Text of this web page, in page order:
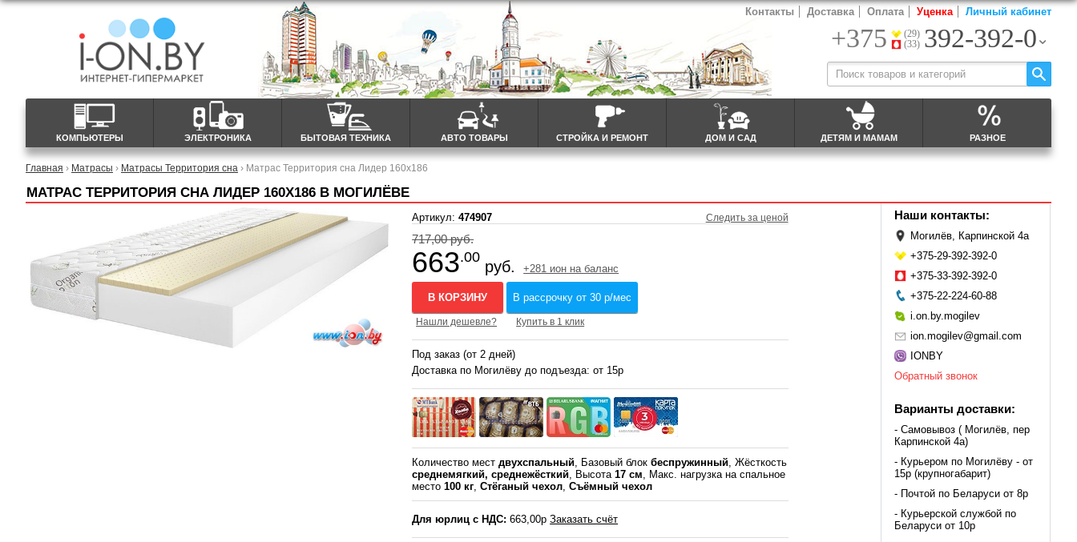
КОМПЬЮТЕРЫ ЭЛЕКТРОНИКА БЫТОВАЯ ТЕХНИКА АВТО ТОВАРЫ СТРОЙКА И РЕМОНТ ДОМ И САД ДЕТЯМ И МАМАМ РАЗНОЕ
Контакты Доставка Оплата Уценка Личный кабинет
+375
(29)
(33) 392-392-0
Главная › Матрасы › Матрасы Территория сна › Матрас Территория сна Лидер 160x186
МАТРАС ТЕРРИТОРИЯ СНА ЛИДЕР 160X186 В МОГИЛЁВЕ
Артикул:474907 Следить за ценой
717,00 руб.
663.00
руб. +281 ион на баланс
В КОРЗИНУ В рассрочку от 30 р/мес
Нашли дешевле? Купить в 1 клик
Под заказ (от 2 дней)
Доставка по Могилёву до подъезда: от 15р
Количество местдвухспальный, Базовый блокбеспружинный, Жёсткость
среднемягкий, среднежёсткий, Высота17 см, Макс. нагрузка на спальное
место100 кг,Стёганый чехол,Съёмный чехол
Для юрлиц с НДС: 663,00рЗаказать счёт
Наши контакты:
Могилёв, Карпинской 4а
+375-29-392-392-0
+375-33-392-392-0
+375-22-224-60-88
i.on.by.mogilev
ion.mogilev@gmail.com
IONBY
Обратный звонок
Варианты доставки:
- Самовывоз ( Могилёв, пер
Карпинской 4а)
- Курьером по Могилёву - от
15р (крупногабарит)
- Почтой по Беларуси от 8р
- Курьерской службой по
Беларуси от 10р